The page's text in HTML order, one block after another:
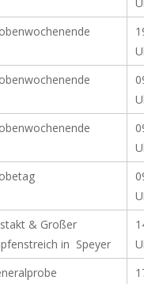
& Großer
in Speyer